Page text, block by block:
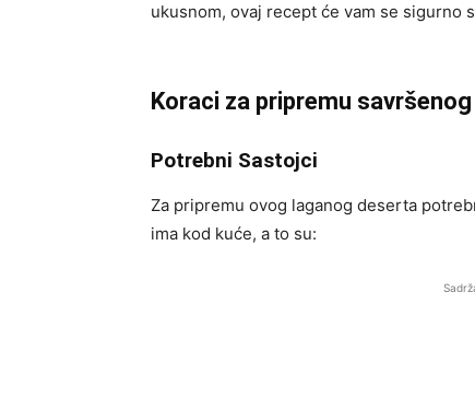
ukusnom, ovaj recept će vam se sigurno
Koraci za pripremu
Potrebni Sastojci
Za pripremu ovog laganog deserta
ima kod kuće, a to su: